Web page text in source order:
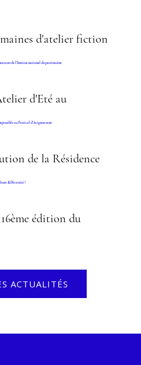
d'atelier fiction
d'Eté au
de la Résidence
édition du
ACTUALITÉS